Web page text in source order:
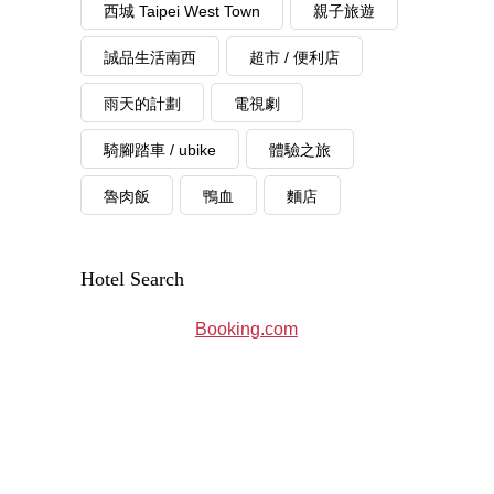
西城 Taipei West Town 親子旅遊
誠品生活南西 超市 / 便利店
雨天的計劃 電視劇
騎腳踏車 / ubike 體驗之旅
魯肉飯 鴨血 麵店
Hotel Search
Booking.com